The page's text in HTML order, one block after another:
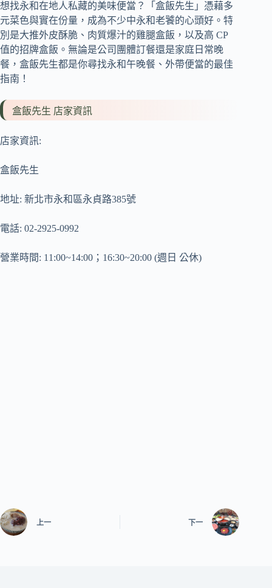
想找永和在地人私藏的美味便當？「盒飯先生」憑藉多
元菜色與實在份量，成為不少中永和老饕的心頭好。特
別是大推外皮酥脆、肉質爆汁的雞腿盒飯，以及高 CP
值的招牌盒飯。無論是公司團體訂餐還是家庭日常晚
餐，盒飯先生都是你尋找永和午晚餐、外帶便當的最佳
指南！
盒飯先生 店家資訊
店家資訊:
盒飯先生
地址: 新北市永和區永貞路385號
電話: 02-2925-0992
營業時間: 11:00~14:00；16:30~20:00 (週日 公休)
上一 下一